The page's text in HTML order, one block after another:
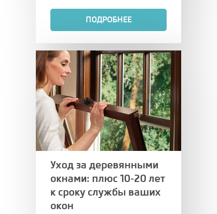
ПОДРОБНЕЕ
Уход за деревянными
окнами: плюс 10-20 лет
к сроку службы ваших
окон